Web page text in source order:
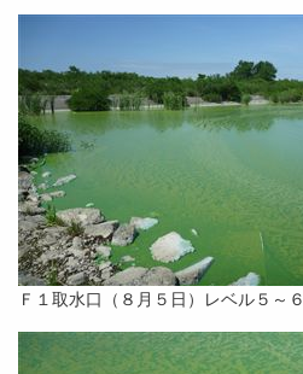
Ｆ１取水口（８月５日）レベル５～６